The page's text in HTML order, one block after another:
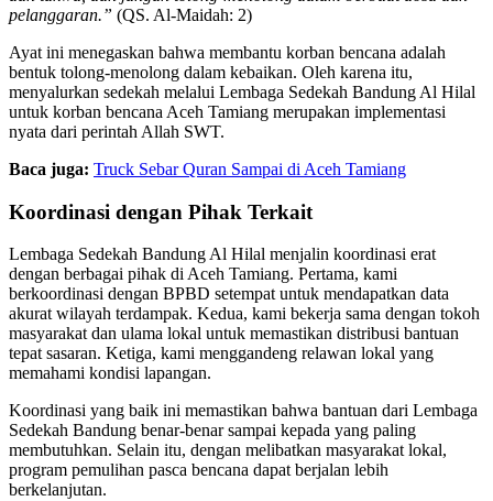
pelanggaran.” (QS. Al-Maidah: 2)
Ayat ini menegaskan bahwa membantu korban bencana adalah
bentuk tolong-menolong dalam kebaikan. Oleh karena itu,
menyalurkan sedekah melalui Lembaga Sedekah Bandung Al Hilal
untuk korban bencana Aceh Tamiang merupakan implementasi
nyata dari perintah Allah SWT.
Baca juga: Truck Sebar Quran Sampai di Aceh Tamiang
Koordinasi dengan Pihak Terkait
Lembaga Sedekah Bandung Al Hilal menjalin koordinasi erat
dengan berbagai pihak di Aceh Tamiang. Pertama, kami
berkoordinasi dengan BPBD setempat untuk mendapatkan data
akurat wilayah terdampak. Kedua, kami bekerja sama dengan tokoh
masyarakat dan ulama lokal untuk memastikan distribusi bantuan
tepat sasaran. Ketiga, kami menggandeng relawan lokal yang
memahami kondisi lapangan.
Koordinasi yang baik ini memastikan bahwa bantuan dari Lembaga
Sedekah Bandung benar-benar sampai kepada yang paling
membutuhkan. Selain itu, dengan melibatkan masyarakat lokal,
program pemulihan pasca bencana dapat berjalan lebih
berkelanjutan.